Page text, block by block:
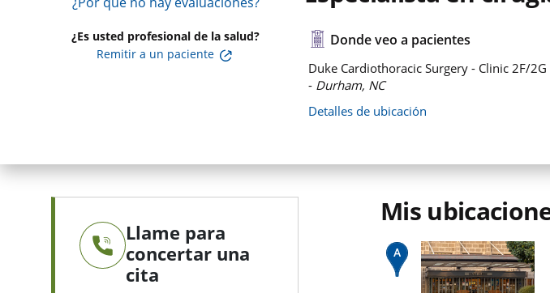
¿Es usted profesional de la salud?
Remitir a un paciente
Donde veo a pacientes
Duke Cardiothoracic Surgery - Clinic 2F/2G
- Durham, NC
Detalles de ubicación
Llame para
concertar una
cita
Mis